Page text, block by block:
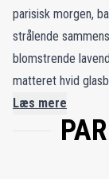
parisisk morgen,
strålende
blomstrende
matteret hvid
mineral- og
designet til at
Læs mere